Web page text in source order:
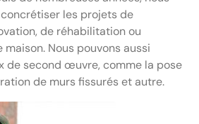
les projets de
de réhabilitation ou
maison. Nous pouvons aussi
de second œuvre, comme la pose
de murs fissurés et autre.